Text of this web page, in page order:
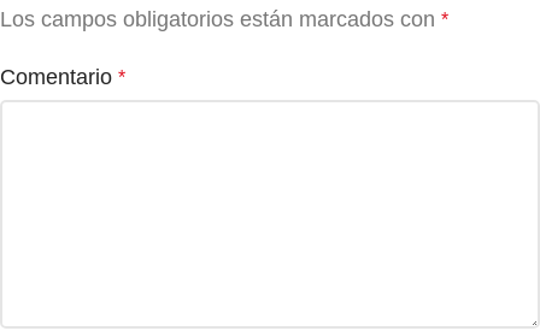
Los campos obligatorios están marcados con *
Comentario *